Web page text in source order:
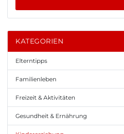
KATEGORIEN
Elterntipps
Familienleben
Freizeit & Aktivitäten
Gesundheit & Ernährung